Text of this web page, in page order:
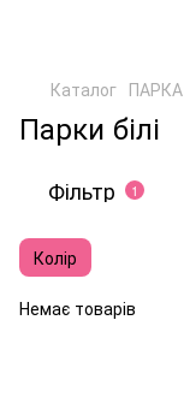
Каталог ПАРКА
Парки білі
Фільтр 1
Колір
Немає товарів